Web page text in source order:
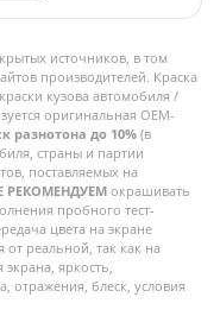
источников, в том
производителей. Краска
кузова автомобиля /
оригинальная OEM-
разнотона до 10%(в
страны и партии
поставляемых на
РЕКОМЕНДУЕМокрашивать
пробного тест-
цвета на экране
от реальной, так как на
экрана, яркость,
отражения, блеск, условия